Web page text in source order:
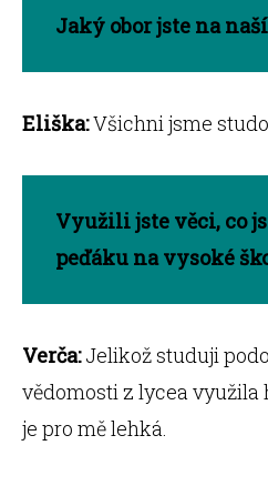
Jaký obor jste na
Eliška:Všichni jsme
Využili jste věci, co
peďáku na vysoké
Verča:Jelikož studuji
vědomosti z lycea využila
je pro mě lehká.